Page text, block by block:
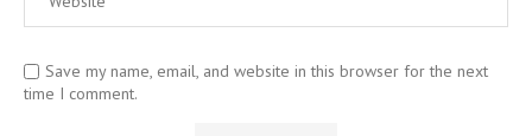
Save my name, email, and website in this browser for the next
time I comment.